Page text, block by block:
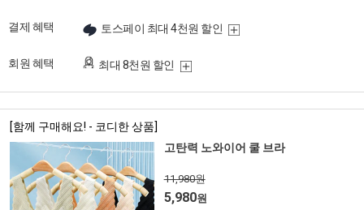
결제 혜택 토스페이 최대 4천원 할인
회원 혜택 최대 8천원 할인
[함께 구매해요! - 코디한 상품]
고탄력 노와이어 쿨 브라
11,980원
5,980원